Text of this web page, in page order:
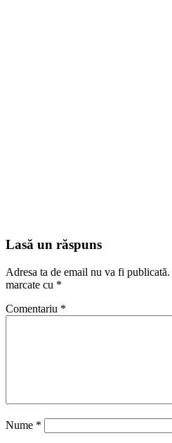
Lasă un răspuns
Adresa ta de email nu va fi publicată.
marcate cu *
Comentariu *
Nume *